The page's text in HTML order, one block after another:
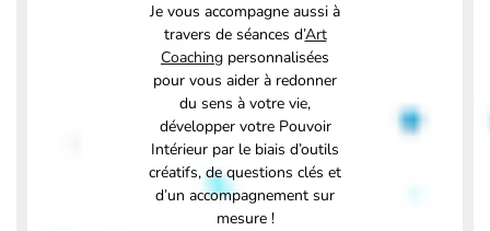
Je vous accompagne aussi à
travers de séances d’Art
Coaching personnalisées
pour vous aider à redonner
du sens à votre vie,
développer votre Pouvoir
Intérieur par le biais d’outils
créatifs, de questions clés et
d’un accompagnement sur
mesure !